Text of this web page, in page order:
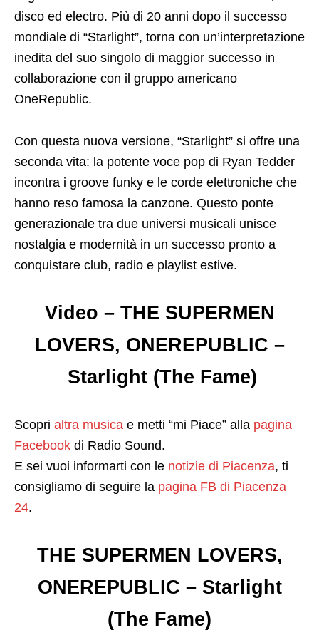
disco ed electro. Più di 20 anni dopo il successo
mondiale di “Starlight”, torna con un’interpretazione
inedita del suo singolo di maggior successo in
collaborazione con il gruppo americano
OneRepublic.
Con questa nuova versione, “Starlight” si offre una
seconda vita: la potente voce pop di Ryan Tedder
incontra i groove funky e le corde elettroniche che
hanno reso famosa la canzone. Questo ponte
generazionale tra due universi musicali unisce
nostalgia e modernità in un successo pronto a
conquistare club, radio e playlist estive.
Video – THE SUPERMEN
LOVERS, ONEREPUBLIC –
Starlight (The Fame)
Scopri altra musica e metti “mi Piace” alla pagina
Facebook di Radio Sound.
E sei vuoi informarti con le notizie di Piacenza, ti
consigliamo di seguire la pagina FB di Piacenza
24.
THE SUPERMEN LOVERS,
ONEREPUBLIC – Starlight
(The Fame)